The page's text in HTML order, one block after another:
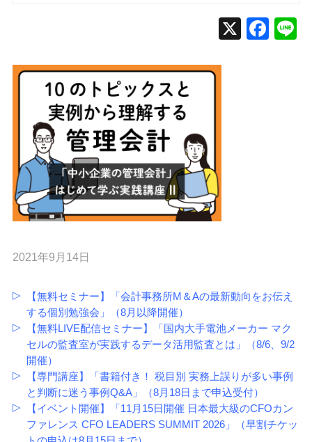
2021年9月14日
【無料セミナー】「会計事務所M＆Aの最新動向をお伝え
する個別勉強会」（8月以降開催）
【無料LIVE配信セミナー】「国内大手電池メーカー マク
セルの監査室が実践するデータ活用監査とは」（8/6、9/2
開催）
【専門講座】「書籍付き！ 税目別 実務上誤りが多い事例
と判断に迷う事例Q&A」（8月18日まで申込受付）
【イベント開催】「11月15日開催 日本最大級のCFOカン
ファレンス CFO LEADERS SUMMIT 2026」（早割チケッ